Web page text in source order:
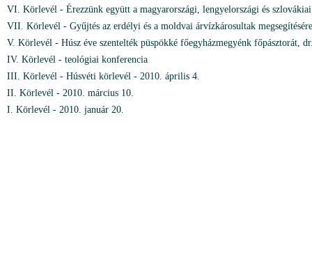
VI. Körlevél - Érezzünk együtt a magyarországi, lengyelországi és
VII. Körlevél - Gyűjtés az erdélyi és a moldvai árvízkárosultak
V. Körlevél - Húsz éve szentelték püspökké főegyházmegyénk főpásztorát,
IV. Körlevél - teológiai konferencia
III. Körlevél - Húsvéti körlevél - 2010. április 4.
II. Körlevél - 2010. március 10.
I. Körlevél - 2010. január 20.